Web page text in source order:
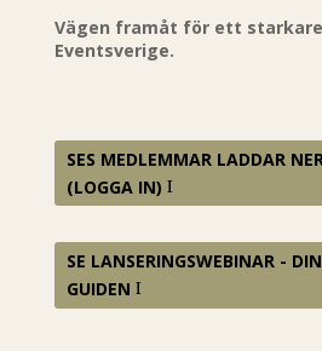
Vägen framåt för ett
Eventsverige.
SES MEDLEMMAR LADDAR
(LOGGA IN)
SE LANSERINGSWEBINAR -
GUIDEN